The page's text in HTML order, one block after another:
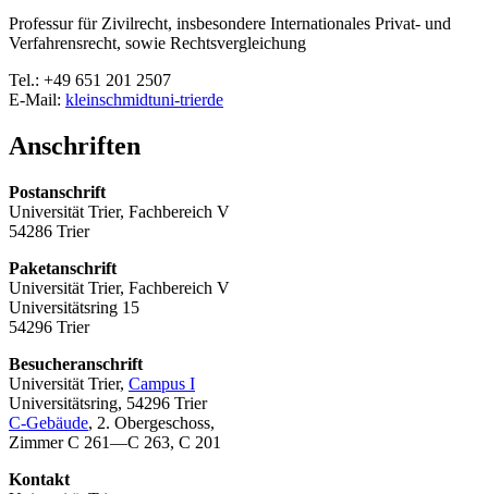
Professur für Zivilrecht, insbesondere Internationales Privat- und
Verfahrensrecht, sowie Rechtsvergleichung
Tel.: +49 651 201 2507
E-Mail: kleinschmidtuni-trierde
Anschriften
Postanschrift
Universität Trier, Fachbereich V
54286 Trier
Paketanschrift
Universität Trier, Fachbereich V
Universitätsring 15
54296 Trier
Besucheranschrift
Universität Trier, Campus I
Universitätsring, 54296 Trier
C-Gebäude, 2. Obergeschoss,
Zimmer C 261—C 263, C 201
Kontakt